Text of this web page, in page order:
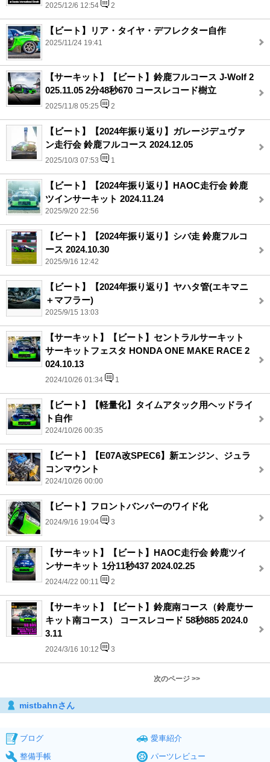
2025/12/6 12:54 2
【ビート】リア・タイヤ・デフレクター自作
2025/11/24 19:41
【サーキット】【ビート】鈴鹿フルコース J-Wolf 2
025.11.05 2分48秒670 コースレコード樹立
2025/11/8 05:25 2
【ビート】【2024年振り返り】ガレージデュヴァ
ン走行会 鈴鹿フルコース 2024.12.05
2025/10/3 07:53 1
【ビート】【2024年振り返り】HAOC走行会 鈴鹿
ツインサーキット 2024.11.24
2025/9/20 22:56
【ビート】【2024年振り返り】シバ走 鈴鹿フルコ
ース 2024.10.30
2025/9/16 12:42
【ビート】【2024年振り返り】ヤハタ管(エキマニ
＋マフラー)
2025/9/15 13:03
【サーキット】【ビート】セントラルサーキット
サーキットフェスタ HONDA ONE MAKE RACE 2
024.10.13
2024/10/26 01:34 1
【ビート】【軽量化】タイムアタック用ヘッドライ
ト自作
2024/10/26 00:35
【ビート】【E07A改SPEC6】新エンジン、ジュラ
コンマウント
2024/10/26 00:00
【ビート】フロントバンパーのワイド化
2024/9/16 19:04 3
【サーキット】【ビート】HAOC走行会 鈴鹿ツイ
ンサーキット 1分11秒437 2024.02.25
2024/4/22 00:11 2
【サーキット】【ビート】鈴鹿南コース（鈴鹿サー
キット南コース） コースレコード 58秒885 2024.0
3.11
2024/3/16 10:12 3
次のページ >>
mistbahnさん
ブログ
愛車紹介
整備手帳
パーツレビュー